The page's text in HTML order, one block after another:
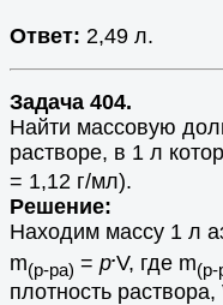
Ответ: 2,49 л.
Задача 404.
Найти массовую
растворе, в 1 л
= 1,12 г/мл).
Решение:
Находим массу 1 л
m(р-ра) = p.V, где m(р-
плотность